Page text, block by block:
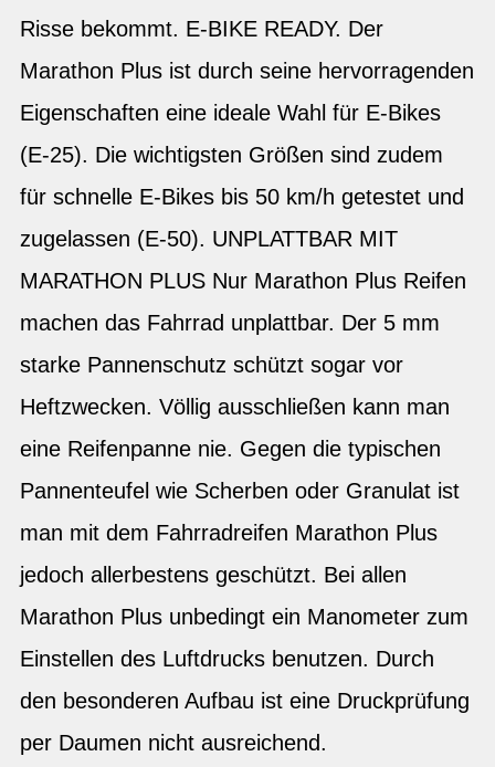
Risse bekommt. E-BIKE READY. Der
Marathon Plus ist durch seine hervorragenden
Eigenschaften eine ideale Wahl für E-Bikes
(E-25). Die wichtigsten Größen sind zudem
für schnelle E-Bikes bis 50 km/h getestet und
zugelassen (E-50). UNPLATTBAR MIT
MARATHON PLUS Nur Marathon Plus Reifen
machen das Fahrrad unplattbar. Der 5 mm
starke Pannenschutz schützt sogar vor
Heftzwecken. Völlig ausschließen kann man
eine Reifenpanne nie. Gegen die typischen
Pannenteufel wie Scherben oder Granulat ist
man mit dem Fahrradreifen Marathon Plus
jedoch allerbestens geschützt. Bei allen
Marathon Plus unbedingt ein Manometer zum
Einstellen des Luftdrucks benutzen. Durch
den besonderen Aufbau ist eine Druckprüfung
per Daumen nicht ausreichend.